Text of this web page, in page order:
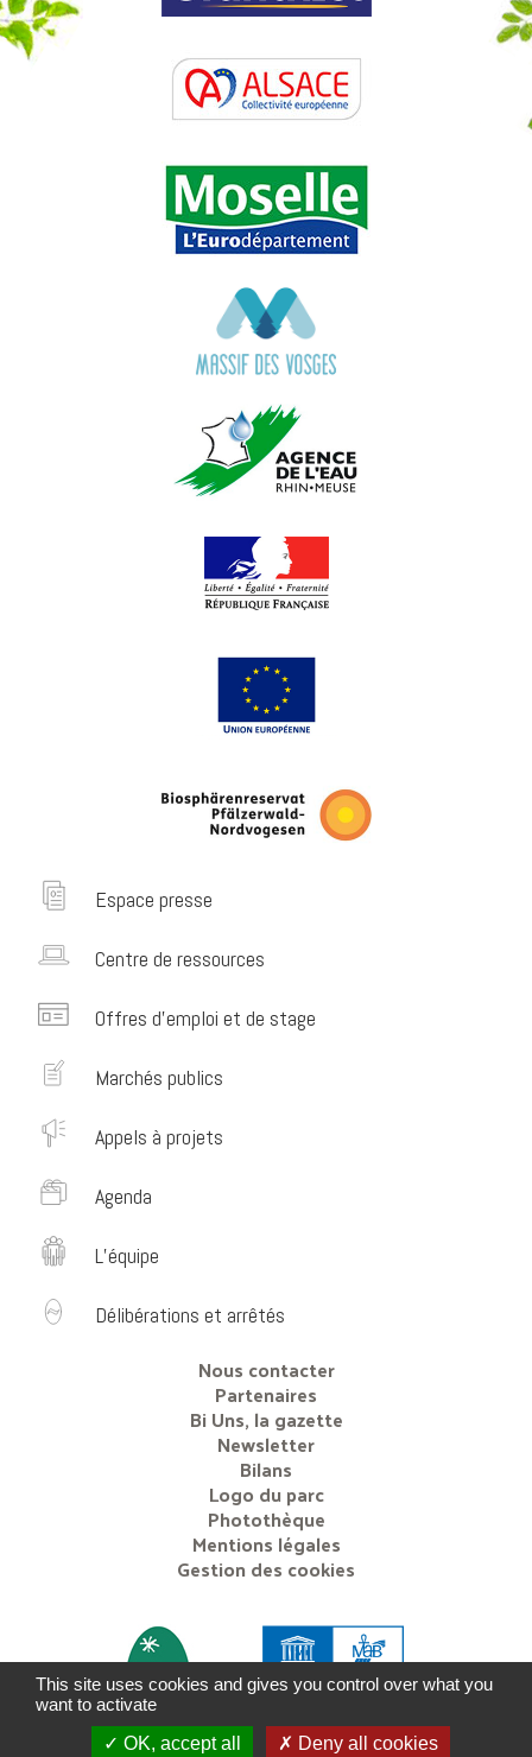
Espace presse
Centre de ressources
Offres d’emploi et de stage
Marchés publics
Appels à projets
Agenda
L’équipe
Délibérations et arrêtés
Nous contacter
Partenaires
Bi Uns, la gazette
Newsletter
Bilans
Logo du parc
Photothèque
Mentions légales
Gestion des cookies
This site uses cookies and gives you control over what you
want to activate
OK, accept all
Deny all cookies